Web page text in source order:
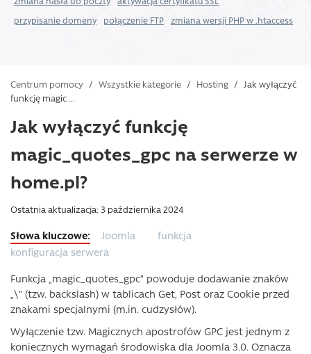
przypisanie domeny
połączenie FTP zmiana wersji PHP w .htaccess
Centrum pomocy / Wszystkie kategorie / Hosting /
Jak wyłączyć
funkcję magic ...
Jak wyłączyć funkcję
magic_quotes_gpc na serwerze w
home.pl?
Ostatnia aktualizacja: 3 października 2024
Joomla
funkcja
konfiguracja serwera
Funkcja „magic_quotes_gpc” powoduje dodawanie znaków
„\” (tzw. backslash) w tablicach Get, Post oraz Cookie przed
znakami specjalnymi (m.in. cudzysłów).
Wyłączenie tzw. Magicznych apostrofów GPC jest jednym z
koniecznych wymagań środowiska dla Joomla 3.0. Oznacza